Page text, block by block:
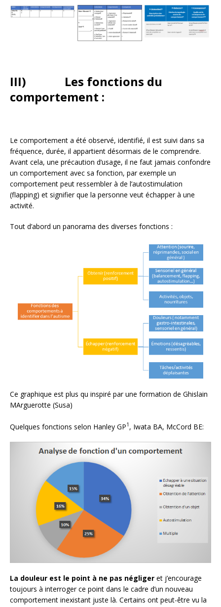
III) Les fonctions du
comportement :
Le comportement a été observé, identifié, il est suivi dans sa
fréquence, durée, il appartient désormais de le comprendre.
Avant cela, une précaution d’usage, il ne faut jamais confondre
un comportement avec sa fonction, par exemple un
comportement peut ressembler à de l’autostimulation
(flapping) et signifier que la personne veut échapper à une
activité.
Tout d’abord un panorama des diverses fonctions :
Ce graphique est plus qu inspiré par une formation de Ghislain
MArguerotte (Susa)
Quelques fonctions selon Hanley GP1 , Iwata BA, McCord BE:
La douleur est le point à ne pas négliger et j’encourage
toujours à interroger ce point dans le cadre d’un nouveau
comportement inexistant juste là. Certains ont peut-être vu la